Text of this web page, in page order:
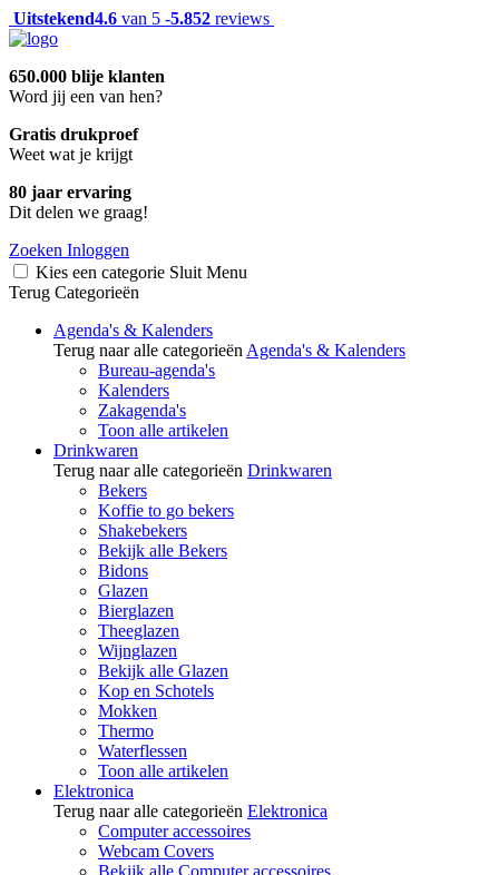
Uitstekend4.6 van 5 -5.852 reviews
650.000 blije klanten
Word jij een van hen?
Gratis drukproef
Weet wat je krijgt
80 jaar ervaring
Dit delen we graag!
Zoeken Inloggen
Kies een categorie Sluit Menu
Terug Categorieën
Agenda's & Kalenders
Terug naar alle categorieën Agenda's & Kalenders
Bureau-agenda's
Kalenders
Zakagenda's
Toon alle artikelen
Drinkwaren
Terug naar alle categorieën Drinkwaren
Bekers
Koffie to go bekers
Shakebekers
Bekijk alle Bekers
Bidons
Glazen
Bierglazen
Theeglazen
Wijnglazen
Bekijk alle Glazen
Kop en Schotels
Mokken
Thermo
Waterflessen
Toon alle artikelen
Elektronica
Terug naar alle categorieën Elektronica
Computer accessoires
Webcam Covers
Bekijk alle Computer accessoires